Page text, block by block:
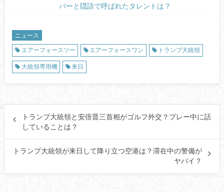
バーと隠語で呼ばれたタレントは？
ニュース
エアーフォースツー
エアーフォースワン トランプ大統領
大統領専用機 来日
トランプ大統領と安倍晋三首相がゴルフ外交？プレー中に話
していることは？
トランプ大統領が来日して降り立つ空港は？滞在中の警備が
ヤバイ？